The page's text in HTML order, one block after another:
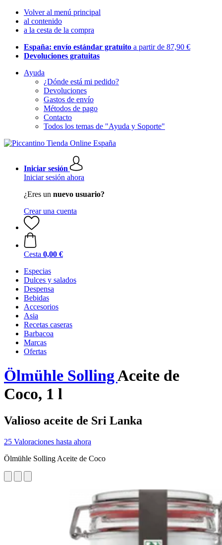
Volver al menú principal
al contenido
a la cesta de la compra
España: envío estándar gratuito a partir de 87,90 €
Devoluciones gratuitas
Ayuda
¿Dónde está mi pedido?
Devoluciones
Gastos de envío
Métodos de pago
Contacto
Todos los temas de "Ayuda y Soporte"
Iniciar sesión
Iniciar sesión ahora
¿Eres un nuevo usuario?
Crear una cuenta
Cesta 0,00 €
Especias
Dulces y salados
Despensa
Bebidas
Accesorios
Asia
Recetas caseras
Barbacoa
Marcas
Ofertas
Ölmühle SollingAceite de
Coco, 1 l
Valioso aceite de Sri Lanka
25 Valoraciones hasta ahora
Ölmühle Solling Aceite de Coco